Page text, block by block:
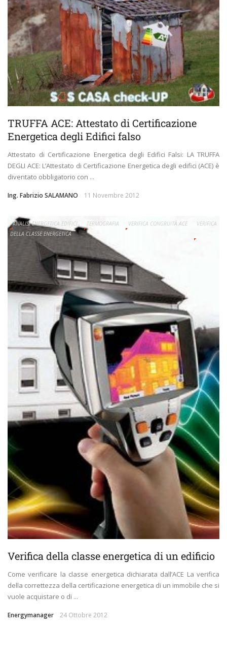
TRUFFA ACE: Attestato di Certificazione
Energetica degli Edifici falso
Attestato di Certificazione Energetica degli Edifici Falsi: LA TRUFFA
DEGLI ACE: L’Attestato di Certificazione Energetica degli edifici (ACE) è
diventato obbligatorio con ...
Ing. Fabrizio SALAMANO 11 Novembre 2012
ANALISI ENERGETICA EDIFICI TERMOGRAFIA VERIFICA CONGRUITÀ ACE
VERIFICA
DELLA CLASSE ENERGETICA
Verifica della classe energetica di un edificio
Come verificare la classe energetica dichiarata dall’ACE La verifica
della correttezza della certificazione energetica di un immobile che si
vuole acquistare o di ...
Energymanager 24 Ottobre 2012